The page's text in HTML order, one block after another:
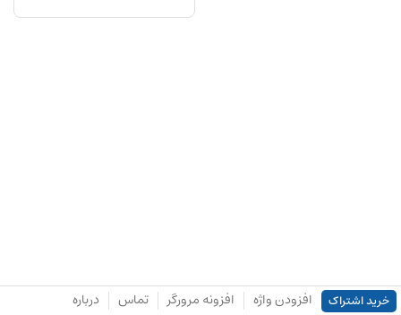
خرید اشتراک افزودن واژه افزونه مرورگر تماس درباره